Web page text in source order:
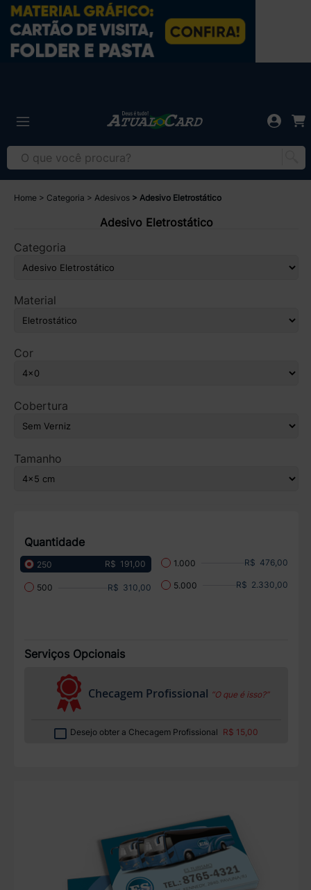
Home Categoria Adesivos Adesivo Eletrostático
Adesivo Eletrostático
Categoria
Material
Cor
Cobertura
Tamanho
Quantidade
250 R$ 191,00
500 R$ 310,00
1.000 R$ 476,00
5.000 R$ 2.330,00
Serviços Opcionais
Checagem Profissional “O que é isso?”
Desejo obter a Checagem Profissional R$ 15,00